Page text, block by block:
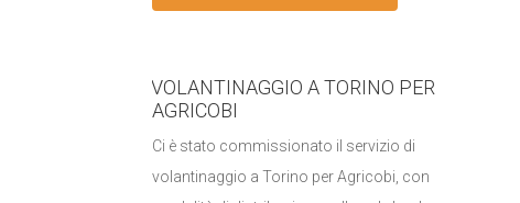
VOLANTINAGGIO A TORINO PER
AGRICOBI
Ci è stato commissionato il servizio di
volantinaggio a Torino per Agricobi, con